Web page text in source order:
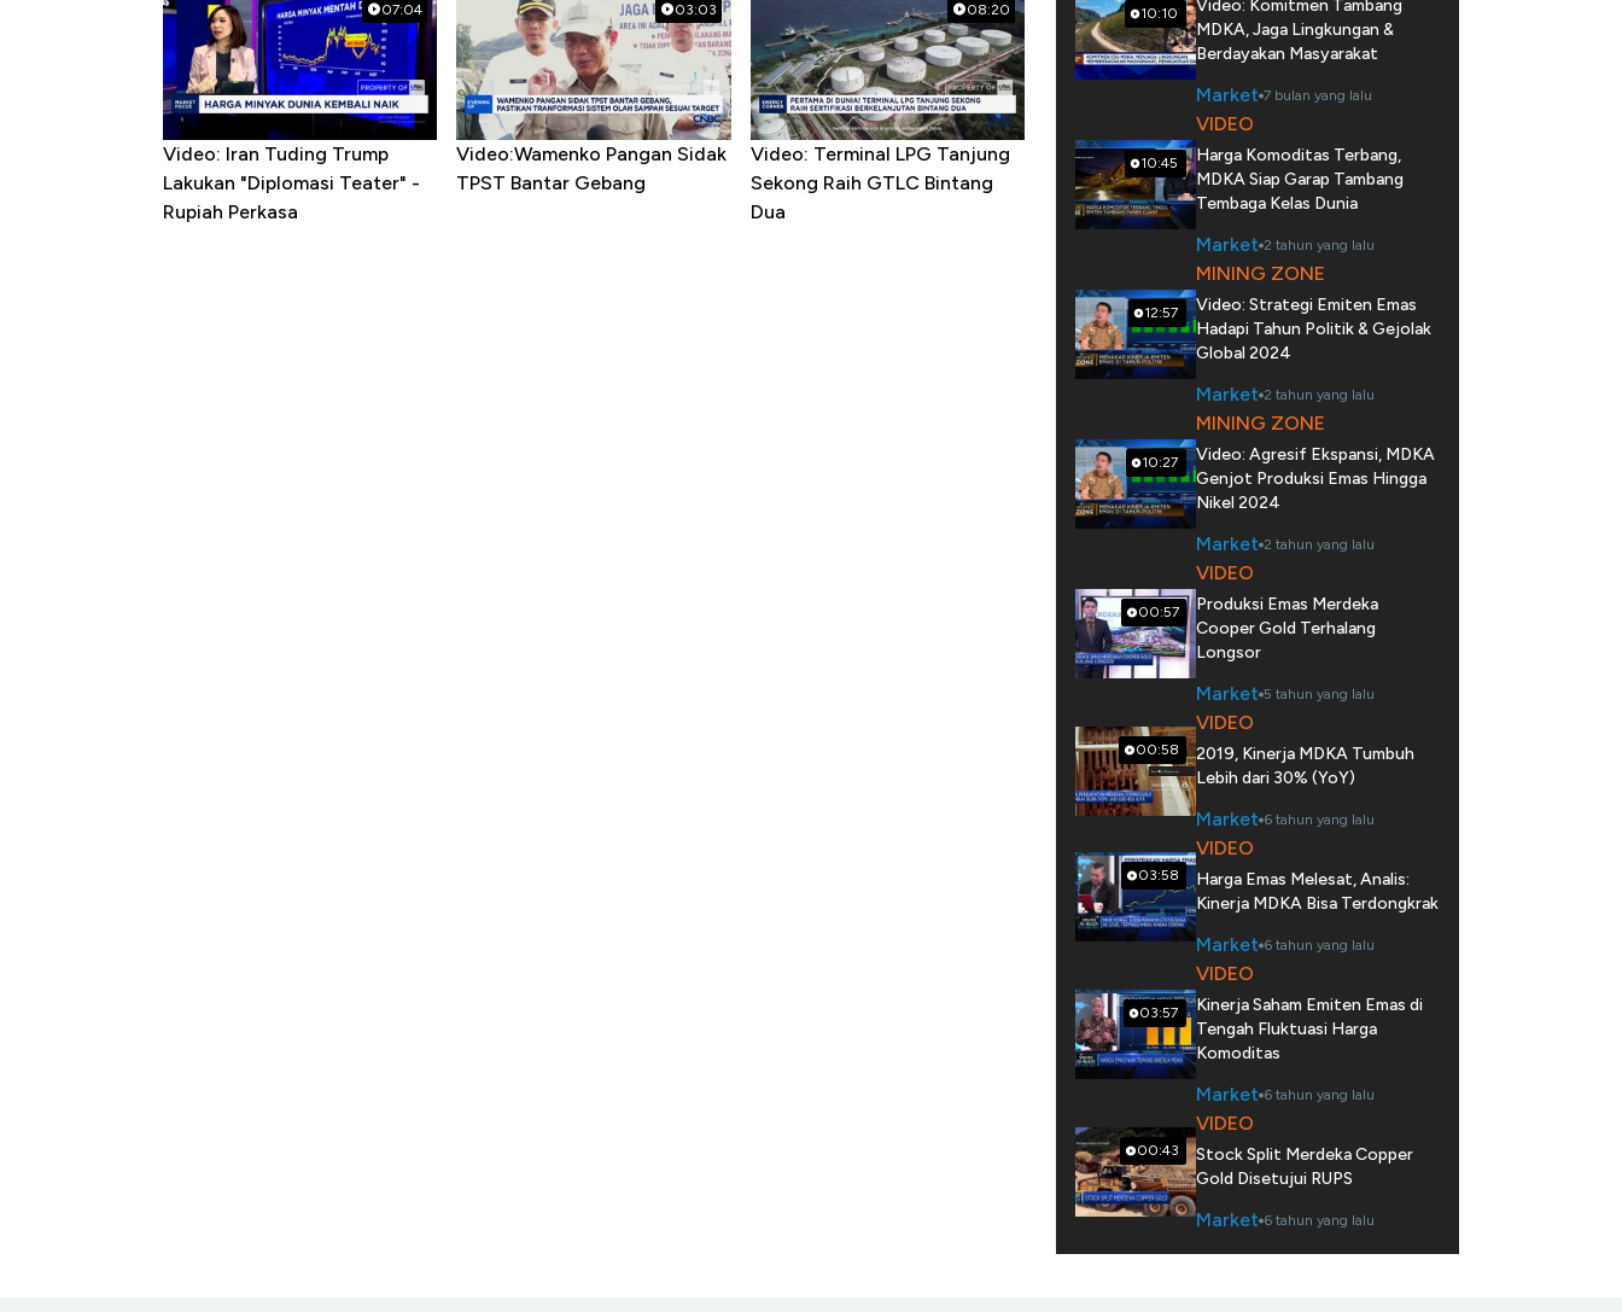
07:04
Video: Iran Tuding Trump
Lakukan "Diplomasi Teater" -
Rupiah Perkasa
03:03
Video:Wamenko Pangan Sidak
TPST Bantar Gebang
08:20
Video: Terminal LPG Tanjung
Sekong Raih GTLC Bintang
Dua
10:10
Video: Komitmen Tambang
MDKA, Jaga Lingkungan &
Berdayakan Masyarakat
Market 7 bulan yang lalu
10:45
VIDEO
Harga Komoditas Terbang,
MDKA Siap Garap Tambang
Tembaga Kelas Dunia
Market 2 tahun yang lalu
12:57
MINING ZONE
Video: Strategi Emiten Emas
Hadapi Tahun Politik & Gejolak
Global 2024
Market 2 tahun yang lalu
10:27
MINING ZONE
Video: Agresif Ekspansi, MDKA
Genjot Produksi Emas Hingga
Nikel 2024
Market 2 tahun yang lalu
00:57
VIDEO
Produksi Emas Merdeka
Cooper Gold Terhalang
Longsor
Market 5 tahun yang lalu
00:58
VIDEO
2019, Kinerja MDKA Tumbuh
Lebih dari 30% (YoY)
Market 6 tahun yang lalu
03:58
VIDEO
Harga Emas Melesat, Analis:
Kinerja MDKA Bisa Terdongkrak
Market 6 tahun yang lalu
03:57
VIDEO
Kinerja Saham Emiten Emas di
Tengah Fluktuasi Harga
Komoditas
Market 6 tahun yang lalu
00:43
VIDEO
Stock Split Merdeka Copper
Gold Disetujui RUPS
Market 6 tahun yang lalu